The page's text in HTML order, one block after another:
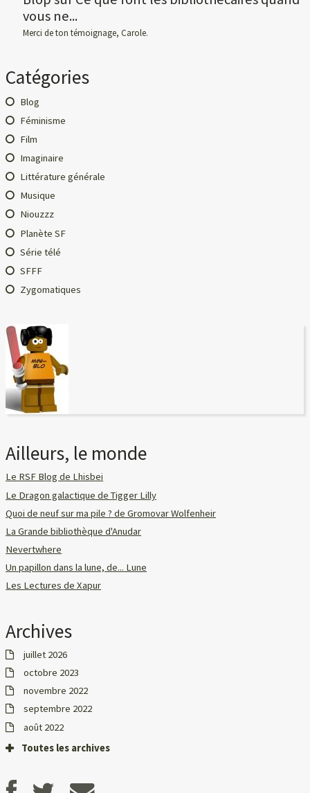
vous ne...
Merci de ton témoignage, Carole.
Catégories
Blog
Féminisme
Film
Imaginaire
Littérature générale
Musique
Niouzzz
Planète SF
Série télé
SFFF
Zygomatiques
Ailleurs, le monde
Le RSF Blog de Lhisbei
Le Dragon galactique de Tigger Lilly
Quoi de neuf sur ma pile ? de Gromovar Wolfenheir
La Grande bibliothèque d'Anudar
Nevertwhere
Un papillon dans la lune, de... Lune
Les Lectures de Xapur
Archives
juillet 2026
octobre 2023
novembre 2022
septembre 2022
août 2022
Toutes les archives